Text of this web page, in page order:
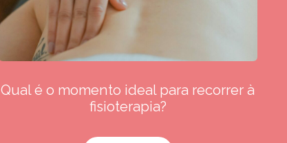
Qual é o momento ideal para recorrer à
fisioterapia?